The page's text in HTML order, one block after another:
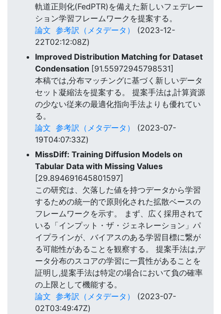
軌道正則化(FedPTR)を備えた新しいフェデレー
ション学習フレームワークを提案する。
論文 参考訳（メタデータ）
(2023-12-
22T02:12:08Z)
Improved Distribution Matching for Dataset
Condensation [91.55972945798531]
本稿では,分布マッチングに基づく新しいデータ
セット凝縮法を提案する。 提案手法は,計算資源
の少ない従来の最適化指向手法よりも優れてい
る。
論文 参考訳（メタデータ）
(2023-07-
19T04:07:33Z)
MissDiff: Training Diffusion Models on
Tabular Data with Missing Values
[29.894691645801597]
この研究は、欠落した値を持つデータから学習
するための統一的で原則化された拡散ベースの
フレームワークを示す。 まず、広く採用されて
いる「インプット・ザ・ジェネレーション」パ
イプラインが、バイアスのある学習目標に繋が
る可能性があることを観察する。 提案手法は,デ
ータ分布のスコアの学習に一貫性があることを
証明し,提案手法は特定の場合において負の確率
の上限として機能する。
論文 参考訳（メタデータ）
(2023-07-
02T03:49:47Z)